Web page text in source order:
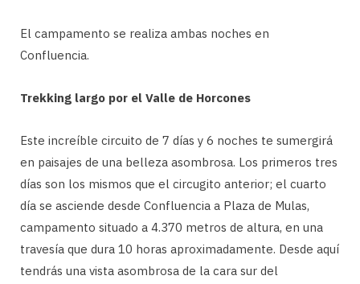
El campamento se realiza ambas noches en
Confluencia.
Trekking largo por el Valle de Horcones
Este increíble circuito de 7 días y 6 noches te sumergirá
en paisajes de una belleza asombrosa. Los primeros tres
días son los mismos que el circugito anterior; el cuarto
día se asciende desde Confluencia a Plaza de Mulas,
campamento situado a 4.370 metros de altura, en una
travesía que dura 10 horas aproximadamente. Desde aquí
tendrás una vista asombrosa de la cara sur del